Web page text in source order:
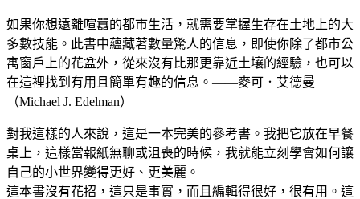
如果你想遠離喧囂的都市生活，就需要掌握生存在土地上的大
多數技能。此書中蘊藏著數量驚人的信息，即使你除了都市公
寓窗戶上的花盆外，從來沒有比那更靠近土壤的經驗，也可以
在這裡找到有用且簡單有趣的信息。——麥可．艾德曼
（Michael J. Edelman）
對我這樣的人來說，這是一本完美的參考書。我把它放在早餐
桌上，這樣當報紙無聊或沮喪的時候，我就能立刻學會如何讓
自己的小世界變得更好、更美麗。
這本書沒有花招，這只是事實，而且編輯得很好，很有用。這